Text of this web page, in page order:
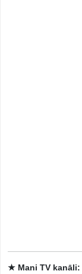
★ Mani TV kanāli: